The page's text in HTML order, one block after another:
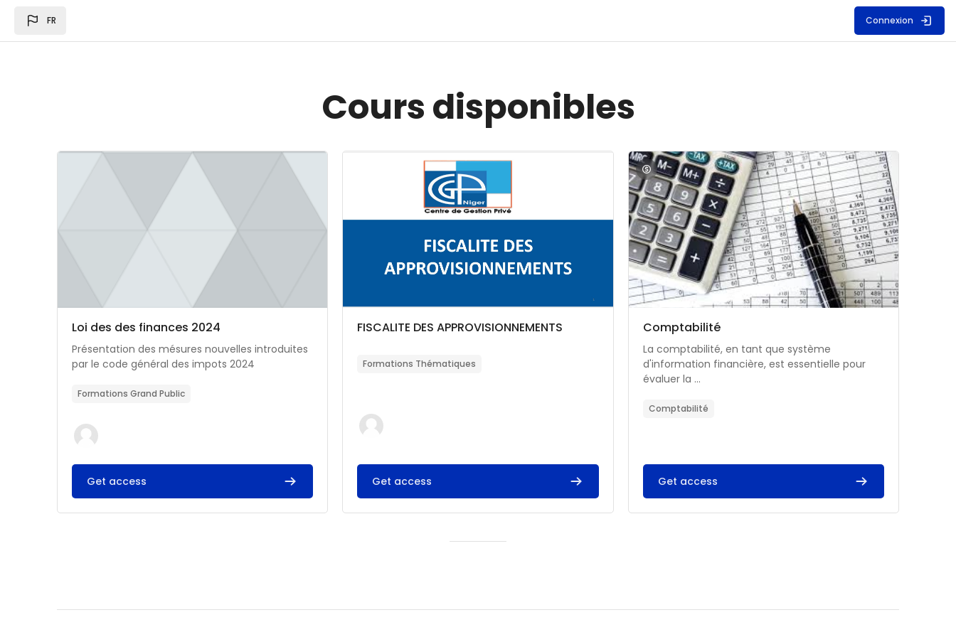
FR Connexion
Cours disponibles
Image du cours Loi des des finances 2024
Catégorie de cours
Nom du cours
Loi des des finances 2024
Résumé du cours :
Présentation des mésures nouvelles introduites
par le code général des impots 2024
Formations Grand Public
Get access
Image du cours FISCALITE DES APPROVISIONNEMENTS
Catégorie de cours
Nom du cours
FISCALITE DES APPROVISIONNEMENTS
Formations Thématiques
Get access
Image du cours Comptabilité
Catégorie de cours
Nom du cours
Comptabilité
Résumé du cours :
La comptabilité, en tant que système
d'information financière, est essentielle pour
évaluer la ...
Comptabilité
Get access